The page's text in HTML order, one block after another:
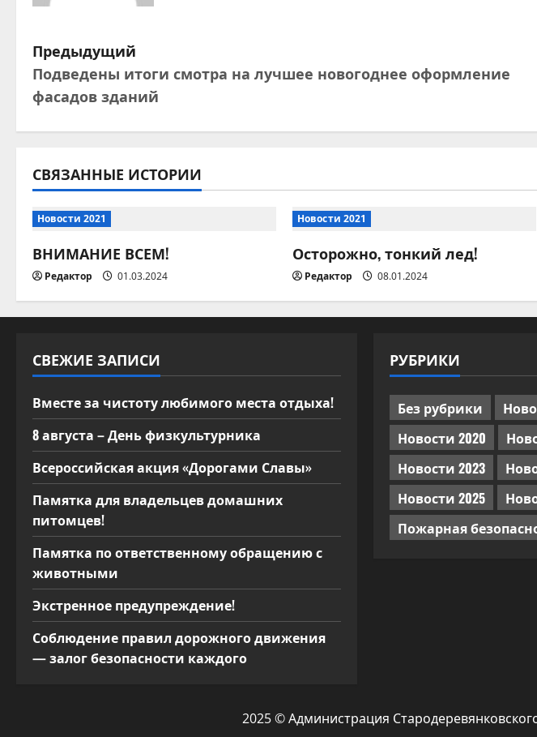
Н
а
в
г
а
ц
и
я
п
о
з
а
п
и
с
я
м
Предыдущий
Подведены итоги смотра на лучшее новогоднее оформление
фасадов зданий
СВЯЗАННЫЕ ИСТОРИИ
Новости 2021
ВНИМАНИЕ ВСЕМ!
Редактор 01.03.2024
Новости 2021
Осторожно, тонкий лед!
Редактор 08.01.2024
СВЕЖИЕ ЗАПИСИ
Вместе за чистоту любимого места отдыха!
8 августа – День физкультурника
Всероссийская акция «Дорогами Славы»
Памятка для владельцев домашних
питомцев!
Памятка по ответственному обращению с
животными
Экстренное предупреждение!
Соблюдение правил дорожного движения
— залог безопасности каждого
РУБРИКИ
Без рубрики
Новости 2020
Новости 2023
Новости 2025
Пожарная
2025 © Администрация